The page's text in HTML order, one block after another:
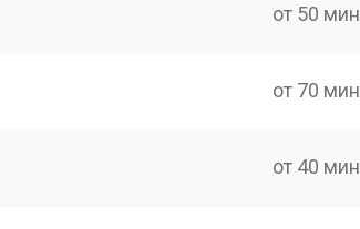
от 50 мин
от 70 мин
от 40 мин